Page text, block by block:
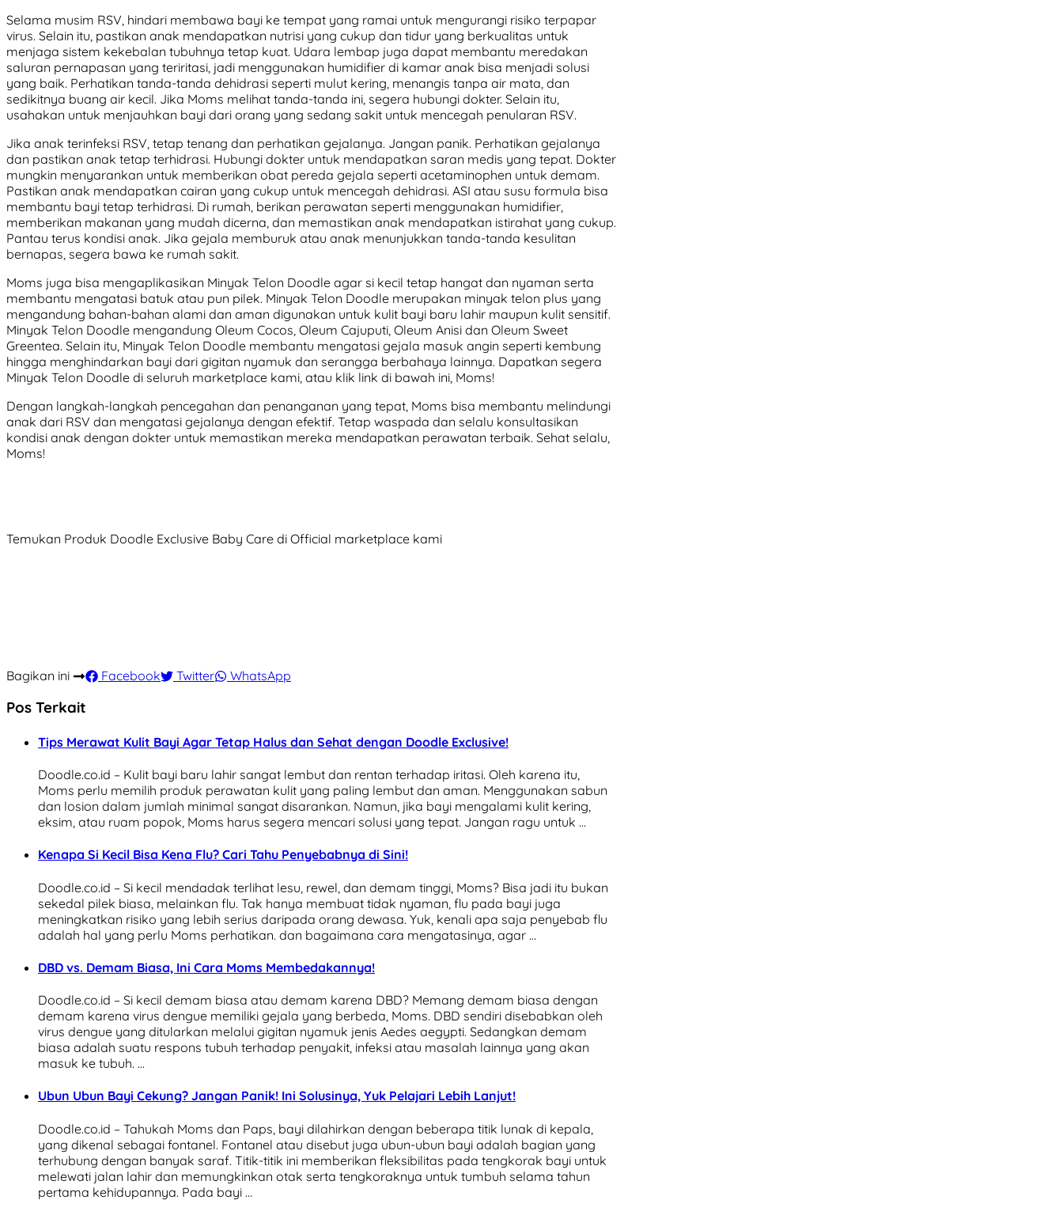
Selama musim RSV, hindari membawa bayi ke tempat yang ramai untuk mengurangi risiko terpapar
virus. Selain itu, pastikan anak mendapatkan nutrisi yang cukup dan tidur yang berkualitas untuk
menjaga sistem kekebalan tubuhnya tetap kuat. Udara lembap juga dapat membantu meredakan
saluran pernapasan yang teriritasi, jadi menggunakan humidifier di kamar anak bisa menjadi solusi
yang baik. Perhatikan tanda-tanda dehidrasi seperti mulut kering, menangis tanpa air mata, dan
sedikitnya buang air kecil. Jika Moms melihat tanda-tanda ini, segera hubungi dokter. Selain itu,
usahakan untuk menjauhkan bayi dari orang yang sedang sakit untuk mencegah penularan RSV.
Jika anak terinfeksi RSV, tetap tenang dan perhatikan gejalanya. Jangan panik. Perhatikan gejalanya
dan pastikan anak tetap terhidrasi. Hubungi dokter untuk mendapatkan saran medis yang tepat. Dokter
mungkin menyarankan untuk memberikan obat pereda gejala seperti acetaminophen untuk demam.
Pastikan anak mendapatkan cairan yang cukup untuk mencegah dehidrasi. ASI atau susu formula bisa
membantu bayi tetap terhidrasi. Di rumah, berikan perawatan seperti menggunakan humidifier,
memberikan makanan yang mudah dicerna, dan memastikan anak mendapatkan istirahat yang cukup.
Pantau terus kondisi anak. Jika gejala memburuk atau anak menunjukkan tanda-tanda kesulitan
bernapas, segera bawa ke rumah sakit.
Moms juga bisa mengaplikasikan Minyak Telon Doodle agar si kecil tetap hangat dan nyaman serta
membantu mengatasi batuk atau pun pilek. Minyak Telon Doodle merupakan minyak telon plus yang
mengandung bahan-bahan alami dan aman digunakan untuk kulit bayi baru lahir maupun kulit sensitif.
Minyak Telon Doodle mengandung Oleum Cocos, Oleum Cajuputi, Oleum Anisi dan Oleum Sweet
Greentea. Selain itu, Minyak Telon Doodle membantu mengatasi gejala masuk angin seperti kembung
hingga menghindarkan bayi dari gigitan nyamuk dan serangga berbahaya lainnya. Dapatkan segera
Minyak Telon Doodle di seluruh marketplace kami, atau klik link di bawah ini, Moms!
Dengan langkah-langkah pencegahan dan penanganan yang tepat, Moms bisa membantu melindungi
anak dari RSV dan mengatasi gejalanya dengan efektif. Tetap waspada dan selalu konsultasikan
kondisi anak dengan dokter untuk memastikan mereka mendapatkan perawatan terbaik. Sehat selalu,
Moms!
Temukan Produk Doodle Exclusive Baby Care di Official marketplace kami
Bagikan ini Facebook Twitter WhatsApp
Pos Terkait
Tips Merawat Kulit Bayi Agar Tetap Halus dan Sehat dengan Doodle Exclusive!
Doodle.co.id – Kulit bayi baru lahir sangat lembut dan rentan terhadap iritasi. Oleh karena itu,
Moms perlu memilih produk perawatan kulit yang paling lembut dan aman. Menggunakan sabun
dan losion dalam jumlah minimal sangat disarankan. Namun, jika bayi mengalami kulit kering,
eksim, atau ruam popok, Moms harus segera mencari solusi yang tepat. Jangan ragu untuk …
Kenapa Si Kecil Bisa Kena Flu? Cari Tahu Penyebabnya di Sini!
Doodle.co.id – Si kecil mendadak terlihat lesu, rewel, dan demam tinggi, Moms? Bisa jadi itu bukan
sekedal pilek biasa, melainkan flu. Tak hanya membuat tidak nyaman, flu pada bayi juga
meningkatkan risiko yang lebih serius daripada orang dewasa. Yuk, kenali apa saja penyebab flu
adalah hal yang perlu Moms perhatikan. dan bagaimana cara mengatasinya, agar …
DBD vs. Demam Biasa, Ini Cara Moms Membedakannya!
Doodle.co.id – Si kecil demam biasa atau demam karena DBD? Memang demam biasa dengan
demam karena virus dengue memiliki gejala yang berbeda, Moms. DBD sendiri disebabkan oleh
virus dengue yang ditularkan melalui gigitan nyamuk jenis Aedes aegypti. Sedangkan demam
biasa adalah suatu respons tubuh terhadap penyakit, infeksi atau masalah lainnya yang akan
masuk ke tubuh. …
Ubun Ubun Bayi Cekung? Jangan Panik! Ini Solusinya, Yuk Pelajari Lebih Lanjut!
Doodle.co.id – Tahukah Moms dan Paps, bayi dilahirkan dengan beberapa titik lunak di kepala,
yang dikenal sebagai fontanel. Fontanel atau disebut juga ubun-ubun bayi adalah bagian yang
terhubung dengan banyak saraf. Titik-titik ini memberikan fleksibilitas pada tengkorak bayi untuk
melewati jalan lahir dan memungkinkan otak serta tengkoraknya untuk tumbuh selama tahun
pertama kehidupannya. Pada bayi …